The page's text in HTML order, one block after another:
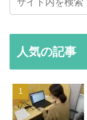
人気の記事